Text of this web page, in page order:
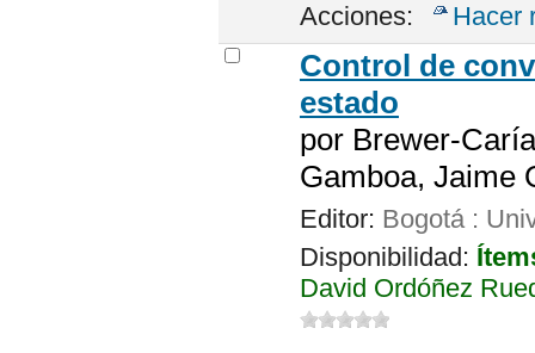
Acciones: Hacer
Control de
estado
por Brewer-
Gamboa, Jaime
Editor: Bogotá :
Disponibilidad:
David Ordóñez